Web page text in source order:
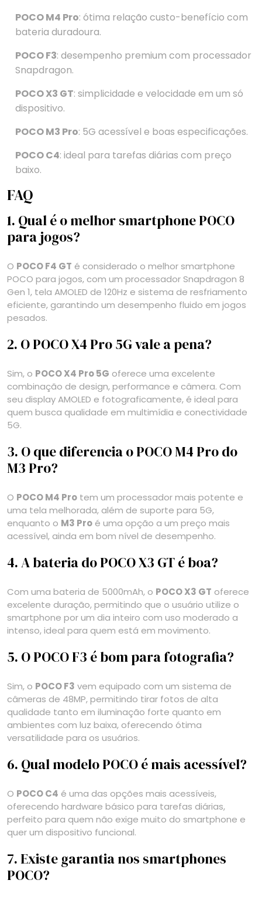
POCO M4 Pro: ótima relação custo-benefício com
bateria duradoura.
POCO F3: desempenho premium com processador
Snapdragon.
POCO X3 GT: simplicidade e velocidade em um só
dispositivo.
POCO M3 Pro: 5G acessível e boas especificações.
POCO C4: ideal para tarefas diárias com preço
baixo.
FAQ
1. Qual é o melhor smartphone POCO
para jogos?
O POCO F4 GT é considerado o melhor smartphone
POCO para jogos, com um processador Snapdragon 8
Gen 1, tela AMOLED de 120Hz e sistema de resfriamento
eficiente, garantindo um desempenho fluido em jogos
pesados.
2. O POCO X4 Pro 5G vale a pena?
Sim, o POCO X4 Pro 5G oferece uma excelente
combinação de design, performance e câmera. Com
seu display AMOLED e fotograficamente, é ideal para
quem busca qualidade em multimídia e conectividade
5G.
3. O que diferencia o POCO M4 Pro do
M3 Pro?
O POCO M4 Pro tem um processador mais potente e
uma tela melhorada, além de suporte para 5G,
enquanto o M3 Pro é uma opção a um preço mais
acessível, ainda em bom nível de desempenho.
4. A bateria do POCO X3 GT é boa?
Com uma bateria de 5000mAh, o POCO X3 GT oferece
excelente duração, permitindo que o usuário utilize o
smartphone por um dia inteiro com uso moderado a
intenso, ideal para quem está em movimento.
5. O POCO F3 é bom para fotografia?
Sim, o POCO F3 vem equipado com um sistema de
câmeras de 48MP, permitindo tirar fotos de alta
qualidade tanto em iluminação forte quanto em
ambientes com luz baixa, oferecendo ótima
versatilidade para os usuários.
6. Qual modelo POCO é mais acessível?
O POCO C4 é uma das opções mais acessíveis,
oferecendo hardware básico para tarefas diárias,
perfeito para quem não exige muito do smartphone e
quer um dispositivo funcional.
7. Existe garantia nos smartphones
POCO?